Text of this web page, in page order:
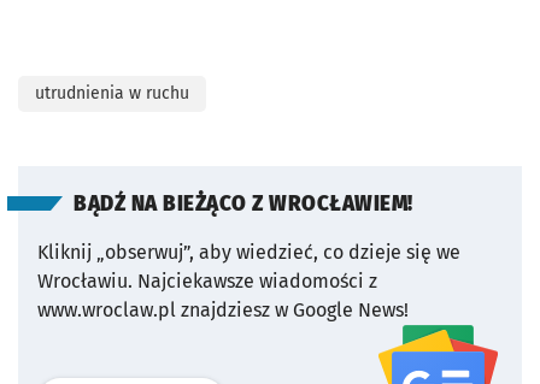
utrudnienia w ruchu
BĄDŹ NA BIEŻĄCO Z WROCŁAWIEM!
Kliknij „obserwuj”, aby wiedzieć, co dzieje się we
Wrocławiu. Najciekawsze wiadomości z
www.wroclaw.pl znajdziesz w Google News!